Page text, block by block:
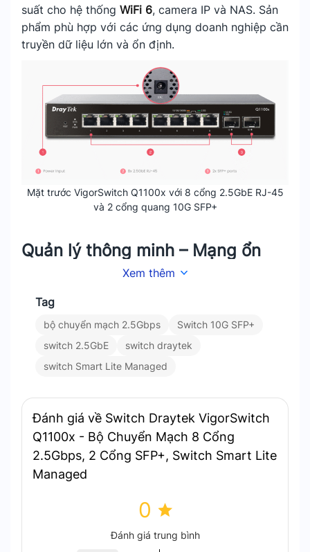
suất cho hệ thống WiFi 6, camera IP và NAS. Sản
phẩm phù hợp với các ứng dụng doanh nghiệp cần
truyền dữ liệu lớn và ổn định.
Mặt trước VigorSwitch Q1100x với 8 cổng 2.5GbE RJ-45
và 2 cổng quang 10G SFP+
Quản lý thông minh – Mạng ổn
định và an toàn
VigorSwitch Q1100x hỗ trợ các tính năng quản lý
quan trọng nhưVLAN,Loop Detection, Storm
ControlvàSpanning Tree (STP/RSTP)
năng này giúp phân tách mạng rõ ràng. Chúng
hiệu quả. Nhờ đó, mạng doanh nghiệp luôn vận
hành ổn định và an toàn.
VigorSwitch Q1100x hỗ trợ QoS
và IPv6 cho hệ thống mạng hiện
Thiết bị cho phép ưu tiên lưu lượng theo
Xem thêm
Tag
bộ chuyển mạch 2.5Gbps
Switch 10G SFP+
switch 2.5GbE
switch draytek
switch Smart Lite Managed
Đánh giá về Switch Draytek VigorSwitch
Q1100x - Bộ Chuyển Mạch 8 Cổng
2.5Gbps, 2 Cổng SFP+, Switch Smart Lite
Managed
0
Đánh giá trung bình